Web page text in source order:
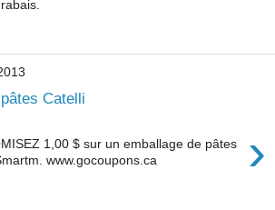
Catelli
›
1,00 $ sur un emballage de pâtes
www.gocoupons.ca